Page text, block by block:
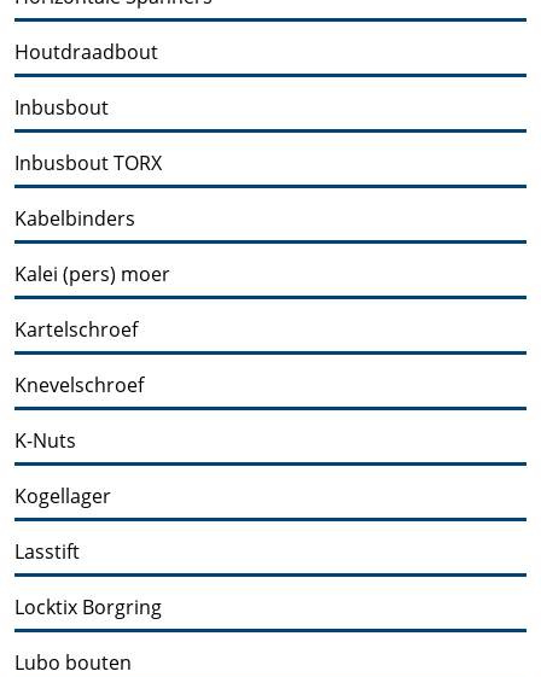
Houtdraadbout
Inbusbout
Inbusbout TORX
Kabelbinders
Kalei (pers) moer
Kartelschroef
Knevelschroef
K-Nuts
Kogellager
Lasstift
Locktix Borgring
Lubo bouten